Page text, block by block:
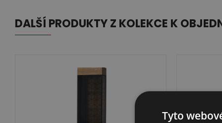
DALŠÍ PRODUKTY Z KOLEKCE K
Tyto